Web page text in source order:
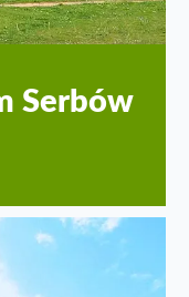
Serbów